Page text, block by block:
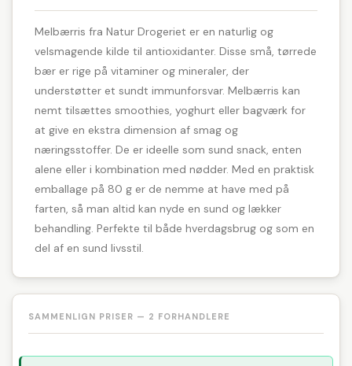
Melbærris fra Natur Drogeriet er en naturlig og
velsmagende kilde til antioxidanter. Disse små, tørrede
bær er rige på vitaminer og mineraler, der
understøtter et sundt immunforsvar. Melbærris kan
nemt tilsættes smoothies, yoghurt eller bagværk for
at give en ekstra dimension af smag og
næringsstoffer. De er ideelle som sund snack, enten
alene eller i kombination med nødder. Med en praktisk
emballage på 80 g er de nemme at have med på
farten, så man altid kan nyde en sund og lækker
behandling. Perfekte til både hverdagsbrug og som en
del af en sund livsstil.
SAMMENLIGN PRISER — 2 FORHANDLERE